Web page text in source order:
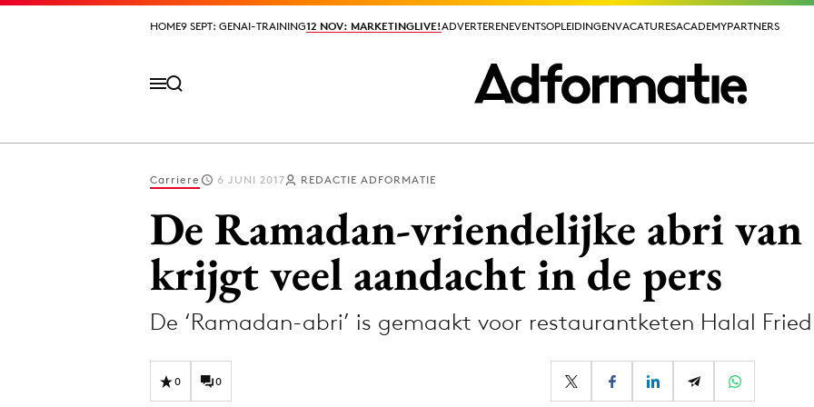
HOME9 SEPT: GENAI-TRAINING12 NOV: MARKETINGLIVE!ADVERTERENEVENTSOPLEIDINGENVACATURESACADEMYPARTNERS
HOME9 SEPT: GENAI-TRAINING12 NOV: MARKETINGLIVE!ADVERTERENEVENTSOPLEIDINGENVACATURESACADEMYPARTNERS
Design
Media
Carriere 6 JUNI 2017 REDACTIE ADFORMATIE
De Ramadan-vriendelijke abri van
krijgt veel aandacht in de pers
De ‘Ramadan-abri’ is gemaakt voor restaurantketen Halal
0 0